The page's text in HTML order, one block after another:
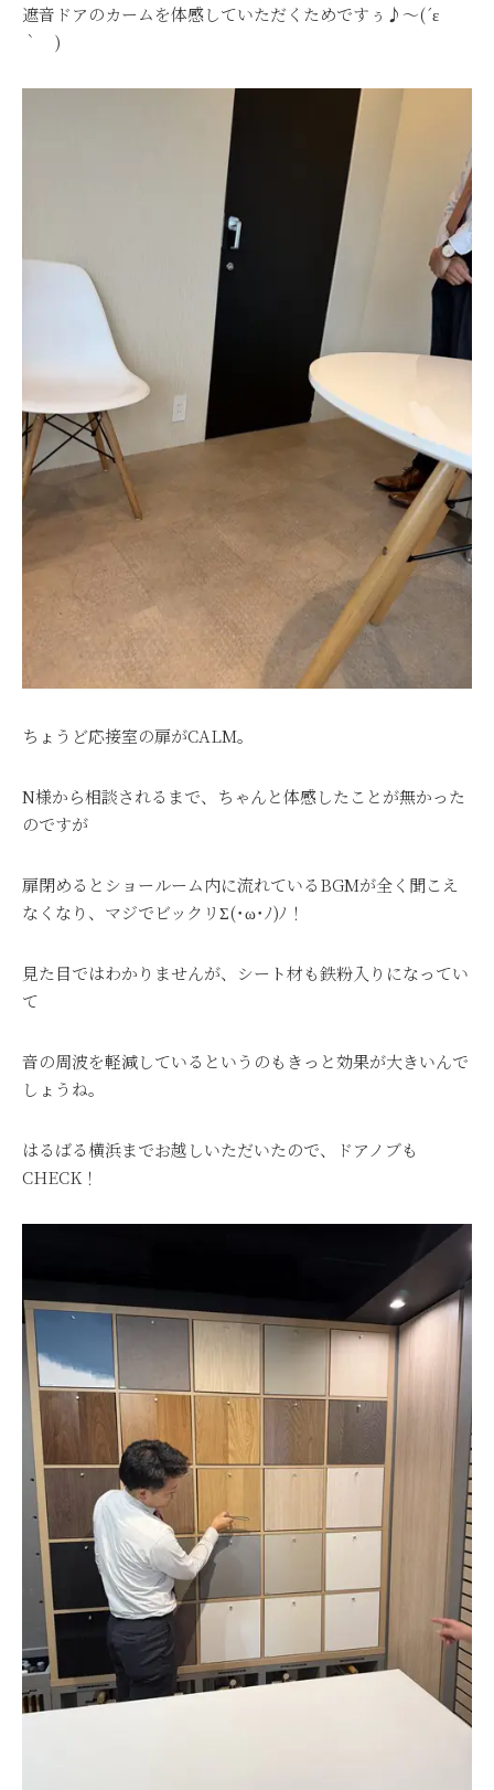
遮音ドアのカームを体感していただくためですぅ♪～(´ε
｀ )
ちょうど応接室の扉がCALM。
N様から相談されるまで、ちゃんと体感したことが無かった
のですが
扉閉めるとショールーム内に流れているBGMが全く聞こえ
なくなり、マジでビックリΣ(･ω･ﾉ)ﾉ！
見た目ではわかりませんが、シート材も鉄粉入りになってい
て
音の周波を軽減しているというのもきっと効果が大きいんで
しょうね。
はるばる横浜までお越しいただいたので、ドアノブも
CHECK！